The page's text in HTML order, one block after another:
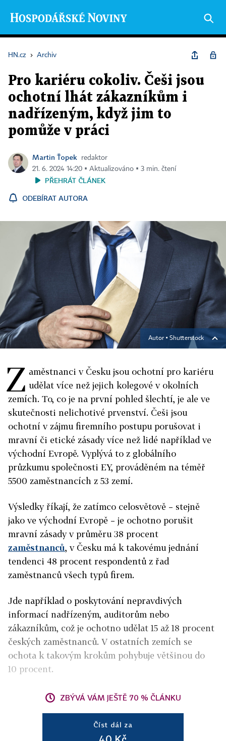
HN.cz › Archiv
Pro kariéru cokoliv. Češi jsou
ochotní lhát zákazníkům i
nadřízeným, když jim to
pomůže v práci
Martin Ťopek
redaktor
21. 6. 2024 14:20 ▪ Aktualizováno ▪ 3 min. čtení
PŘEHRÁT ČLÁNEK
ODEBÍRAT AUTORA
Autor ▪ Shutterstock
Z aměstnanci v Česku jsou ochotní pro kariéru
udělat více než jejich kolegové v okolních
zemích. To, co je na první pohled šlechtí, je ale ve
skutečnosti nelichotivé prvenství. Češi jsou
ochotní v zájmu firemního postupu porušovat i
mravní či etické zásady více než lidé například ve
východní Evropě. Vyplývá to z globálního
průzkumu společnosti EY, prováděném na téměř
5500 zaměstnancích z 53 zemí.
Výsledky říkají, že zatímco celosvětově – stejně
jako ve východní Evropě – je ochotno porušit
mravní zásady v průměru 38 procent
zaměstnanců, v Česku má k takovému jednání
tendenci 48 procent respondentů z řad
zaměstnanců všech typů firem.
Jde například o poskytování nepravdivých
informací nadřízeným, auditorům nebo
zákazníkům, což je ochotno udělat 15 až 18 procent
českých zaměstnanců. V ostatních zemích se
ochota k takovým krokům pohybuje většinou do
10 procent.
ZBÝVÁ VÁM JEŠTĚ 70 % ČLÁNKU
Číst dál za